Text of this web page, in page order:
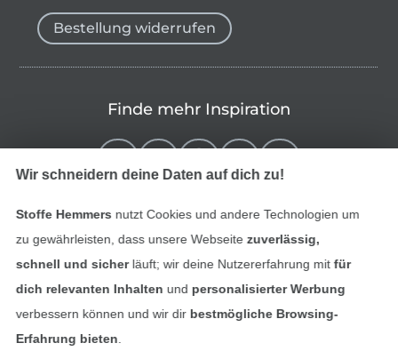
Bestellung widerrufen
Finde mehr Inspiration
Wir schneidern deine Daten auf dich zu!
Stoffe Hemmers nutzt Cookies und andere Technologien um
zu gewährleisten, dass unsere Webseite zuverlässig,
schnell und sicherläuft; wir deine Nutzererfahrung mitfür
dich relevanten Inhalten und personalisierter Werbung
verbessern können und wir dir bestmögliche Browsing-
Erfahrung bieten